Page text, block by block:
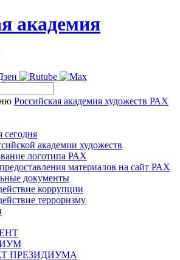
академия
Российская академия художеств РАХ
сегодня
академии художеств
логотипа РАХ
материалов на сайт РАХ
документы
коррупции
терроризму
ПРЕЗИДИУМА